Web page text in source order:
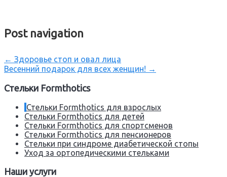
Post navigation
← Здоровье стоп и овал лица
Весенний подарок для всех женщин! →
Стельки Formthotics
Стельки Formthotics для взрослых
Стельки Formthotics для детей
Стельки Formthotics для спортсменов
Стельки Formthotics для пенсионеров
Стельки при синдроме диабетической стопы
Уход за ортопедическими стельками
Наши услуги